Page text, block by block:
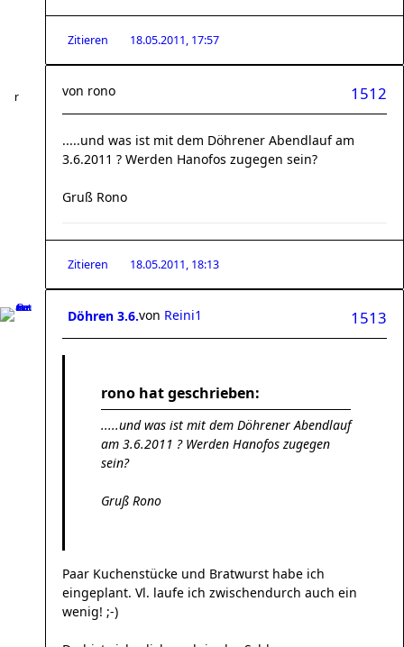
Zitieren 18.05.2011, 17:57
1512
von rono
.....und was ist mit dem Döhrener Abendlauf am
3.6.2011 ? Werden Hanofos zugegen sein?
Gruß Rono
Zitieren 18.05.2011, 18:13
Döhren 3.6. 1513
von Reini1
rono hat geschrieben:
.....und was ist mit dem Döhrener Abendlauf
am 3.6.2011 ? Werden Hanofos zugegen
sein?
Gruß Rono
Paar Kuchenstücke und Bratwurst habe ich
eingeplant. Vl. laufe ich zwischendurch auch ein
wenig! ;-)